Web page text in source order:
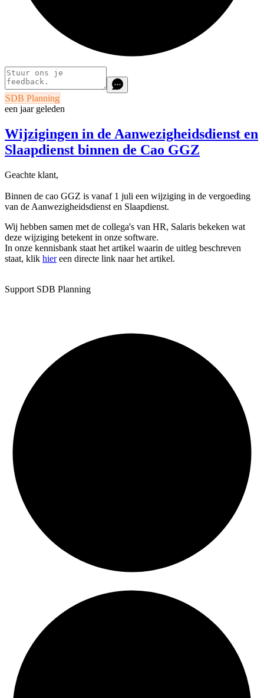
SDB Planning
een jaar geleden
Wijzigingen in de Aanwezigheidsdienst en
Slaapdienst binnen de Cao GGZ
Geachte klant,
Binnen de cao GGZ is vanaf 1 juli een wijziging in de vergoeding
van de Aanwezigheidsdienst en Slaapdienst.
Wij hebben samen met de collega's van HR, Salaris bekeken wat
deze wijziging betekent in onze software.
In onze kennisbank staat het artikel waarin de uitleg beschreven
staat, klik hiereen directe link naar het artikel.
Support SDB Planning